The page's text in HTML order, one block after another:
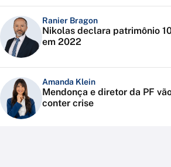
Ranier Bragon
Nikolas declara patrimônio
em 2022
Amanda Klein
Mendonça e diretor da PF
conter crise